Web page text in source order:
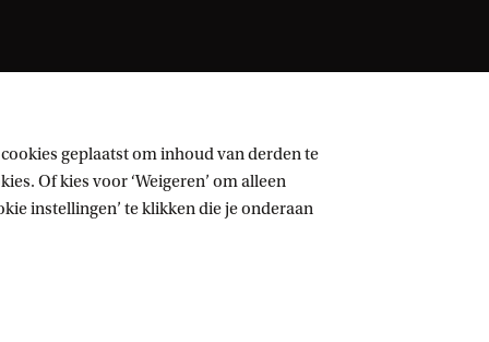
geplaatst om inhoud van derden te
Of kies voor ‘Weigeren’ om alleen
instellingen’ te klikken die je onderaan